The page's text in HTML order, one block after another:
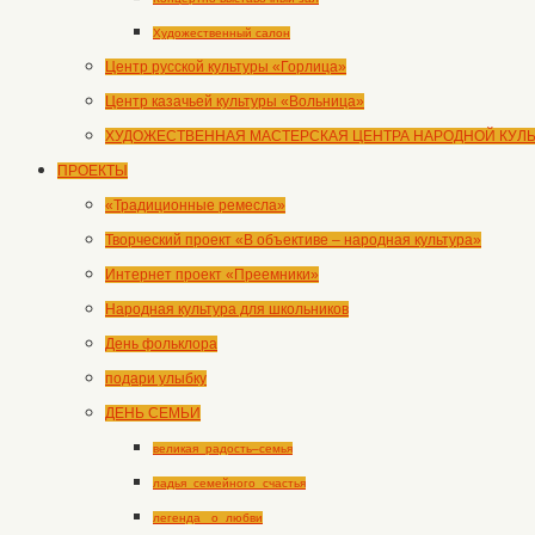
Художественный салон
Центр русской культуры «Горлица»
Центр казачьей культуры «Вольница»
ХУДОЖЕСТВЕННАЯ МАСТЕРСКАЯ ЦЕНТРА НАРОДНОЙ
ПРОЕКТЫ
«Традиционные ремесла»
Творческий проект «В объективе – народная культура»
Интернет проект «Преемники»
Народная культура для школьников
День фольклора
подари улыбку
ДЕНЬ СЕМЬИ
великая_радость–семья
ладья_семейного_счастья
легенда _о_любви